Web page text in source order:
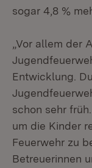
sogar 4,8 %
„Vor allem der
Entwicklung.
schon sehr
um die Kinder
Feuerwehr zu
Betreuerinnen